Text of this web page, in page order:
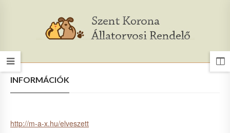
INFORMÁCIÓK
http://m-a-x.hu/elveszett